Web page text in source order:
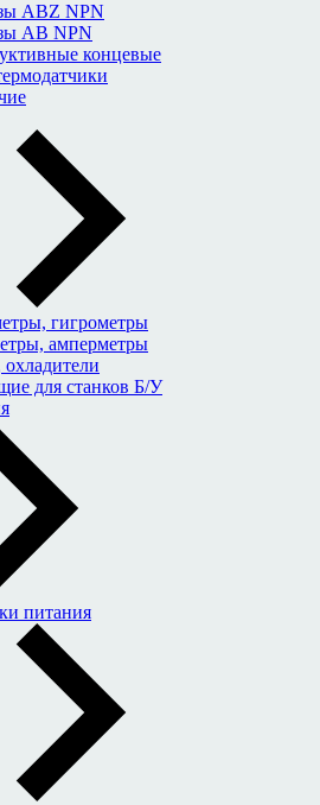
ABZ NPN
AB NPN
концевые
гигрометры
амперметры
для станков Б/У
питания